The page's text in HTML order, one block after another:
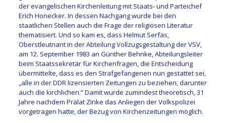
der evangelischen Kirchenleitung mit Staats- und Parteichef
Erich Honecker. In dessen Nachgang wurde bei den
staatlichen Stellen auch die Frage der religiösen Literatur
thematisiert. Und so kam es, dass Helmut Serfas,
Oberstleutnant in der Abteilung Vollzugsgestaltung der VSV,
am 12. September 1983 an Günther Behnke, Abteilungsleiter
beim Staatssekretär für Kirchenfragen, die Entscheidung
übermittelte, dass es den Strafgefangenen nun gestattet sei,
„alle in der DDR lizensierten Zeitungen zu beziehen, darunter
auch die kirchlichen.“ Damit wurde zumindest theoretisch, 31
Jahre nachdem Prälat Zinke das Anliegen der Volkspolizei
vorgetragen hatte, der Bezug von Kirchenzeitungen möglich.